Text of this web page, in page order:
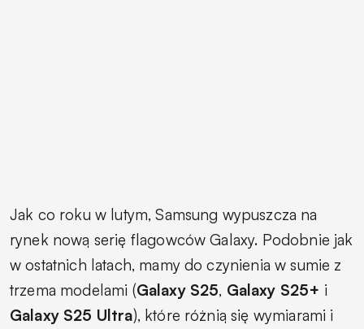
Jak co roku w lutym, Samsung wypuszcza na
rynek nową serię flagowców Galaxy. Podobnie jak
w ostatnich latach, mamy do czynienia w sumie z
trzema modelami (Galaxy S25, Galaxy S25+ i
Galaxy S25 Ultra), które różnią się wymiarami i